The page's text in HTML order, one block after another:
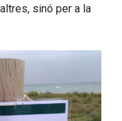
sinó per a la